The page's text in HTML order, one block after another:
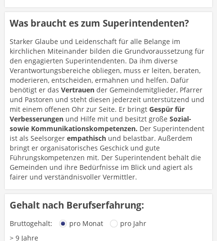
Was braucht es zum Superintendenten?
Starker Glaube und Leidenschaft für alle Belange im
kirchlichen Miteinander bilden die Grundvoraussetzung für
den engagierten Superintendenten. Da ihm diverse
Verantwortungsbereiche obliegen, muss er leiten, beraten,
moderieren, entscheiden, ermahnen und helfen. Dafür
benötigt er das Vertrauen der Gemeindemitglieder, Pfarrer
und Pastoren und steht diesen jederzeit unterstützend und
mit einem offenen Ohr zur Seite. Er bringt Gespür für
Verbesserungen und Hilfe mit und besitzt große Sozial-
sowie Kommunikationskompetenzen. Der Superintendent
ist als Seelsorger empathisch und belastbar. Außerdem
bringt er organisatorisches Geschick und gute
Führungskompetenzen mit. Der Superintendent behält die
Gemeinden und ihre Bedürfnisse im Blick und agiert als
fairer und verständnisvoller Vermittler.
Gehalt nach Berufserfahrung:
Bruttogehalt: pro Monat
pro Jahr
> 9 Jahre